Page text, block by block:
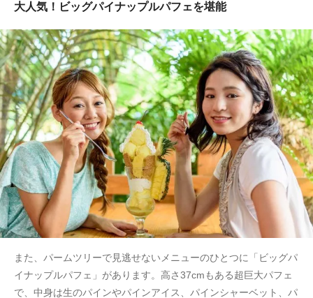
大人気！ビッグパイナップルパフェを堪能
また、パームツリーで見逃せないメニューのひとつに「ビッグパ
イナップルパフェ」があります。高さ37cmもある超巨大パフェ
で、中身は生のパインやパインアイス、パインシャーベット、パ